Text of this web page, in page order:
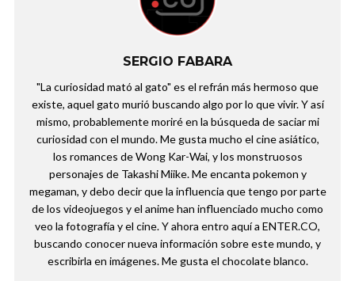
SERGIO FABARA
"La curiosidad mató al gato" es el refrán más hermoso que
existe, aquel gato murió buscando algo por lo que vivir. Y así
mismo, probablemente moriré en la búsqueda de saciar mi
curiosidad con el mundo. Me gusta mucho el cine asiático,
los romances de Wong Kar-Wai, y los monstruosos
personajes de Takashi Miike. Me encanta pokemon y
megaman, y debo decir que la influencia que tengo por parte
de los videojuegos y el anime han influenciado mucho como
veo la fotografía y el cine. Y ahora entro aquí a ENTER.CO,
buscando conocer nueva información sobre este mundo, y
escribirla en imágenes. Me gusta el chocolate blanco.